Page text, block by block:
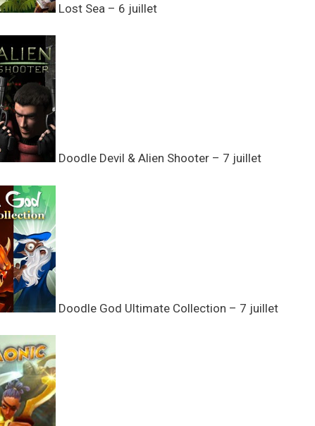
Lost Sea – 6 juillet
Doodle Devil & Alien Shooter – 7 juillet
Doodle God Ultimate Collection – 7 juillet